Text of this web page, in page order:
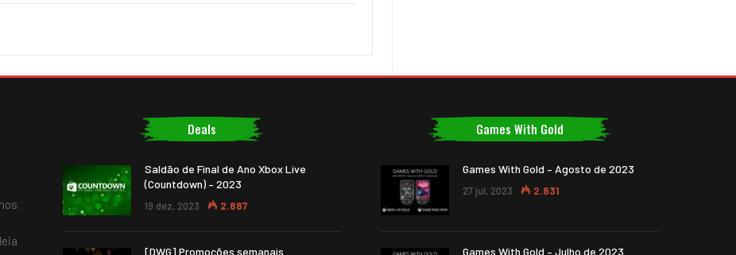
Deals
Saldão de Final de Ano Xbox Live
(Countdown) – 2023
19 dez, 2023 2.887
[DWG] Promoções semanais
Games With Gold
Games With Gold – Agosto de 2023
27 jul, 2023 2.831
Games With Gold – Julho de 2023